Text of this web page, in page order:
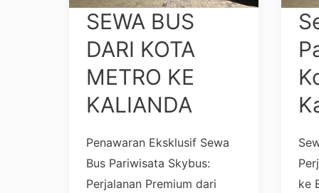
SEWA BUS
DARI KOTA
METRO KE
KALIANDA
Penawaran Eksklusif Sewa
Bus Pariwisata Skybus:
Perjalanan Premium dari
KE
KALIANDA
ke
ke